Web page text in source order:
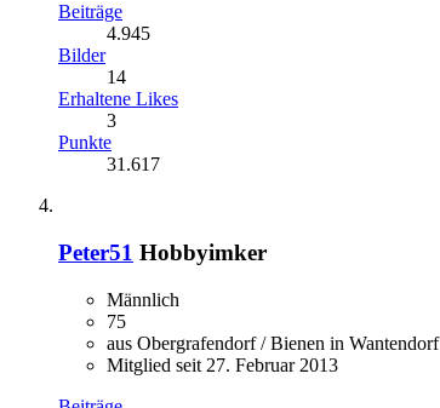
Beiträge
4.945
Bilder
14
Erhaltene Likes
3
Punkte
31.617
Peter51 Hobbyimker
Männlich
75
aus Obergrafendorf / Bienen in Wantendorf
Mitglied seit 27. Februar 2013